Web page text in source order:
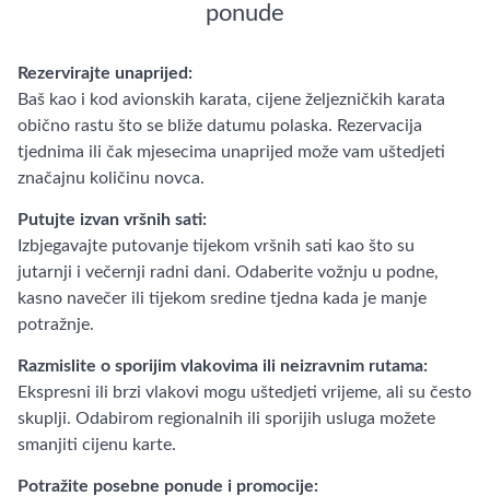
ponude
Rezervirajte unaprijed:
Baš kao i kod avionskih karata, cijene željezničkih karata
obično rastu što se bliže datumu polaska. Rezervacija
tjednima ili čak mjesecima unaprijed može vam uštedjeti
značajnu količinu novca.
Putujte izvan vršnih sati:
Izbjegavajte putovanje tijekom vršnih sati kao što su
jutarnji i večernji radni dani. Odaberite vožnju u podne,
kasno navečer ili tijekom sredine tjedna kada je manje
potražnje.
Razmislite o sporijim vlakovima ili neizravnim rutama:
Ekspresni ili brzi vlakovi mogu uštedjeti vrijeme, ali su često
skuplji. Odabirom regionalnih ili sporijih usluga možete
smanjiti cijenu karte.
Potražite posebne ponude i promocije: